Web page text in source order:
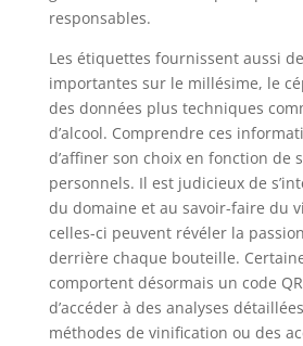
responsables.
Les étiquettes fournissent aussi
importantes sur le millésime, le
des données plus techniques
d’alcool. Comprendre ces
d’affiner son choix en fonction de
personnels. Il est judicieux de
du domaine et au savoir-faire du
celles-ci peuvent révéler la
derrière chaque bouteille.
comportent désormais un code
d’accéder à des analyses
méthodes de vinification ou des